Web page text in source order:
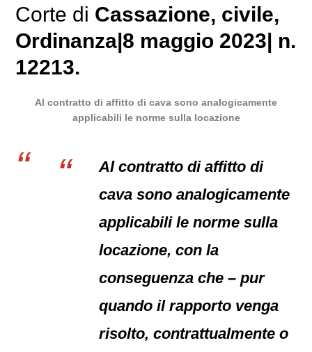
Corte di Cassazione, civile,
Ordinanza|8 maggio 2023| n.
12213.
Al contratto di affitto di cava sono analogicamente
applicabili le norme sulla locazione
Al contratto di affitto di
cava sono analogicamente
applicabili le norme sulla
locazione, con la
conseguenza che – pur
quando il rapporto venga
risolto, contrattualmente o